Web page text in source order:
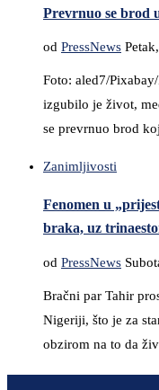
Prevrnuo se brod
od PressNews
Foto: aled7/
izgubilo je život,
se prevrnuo brod
Zanimljivosti
Fenomen u
braka, uz
od PressNews
Bračni par Tahir
Nigeriji, što je za
obzirom na to da